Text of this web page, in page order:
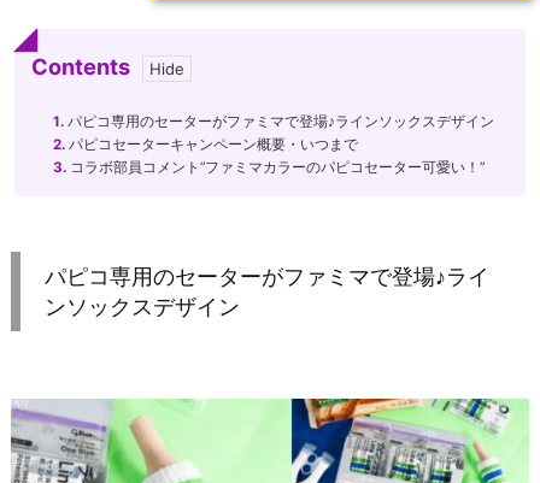
Contents
1. パピコ専用のセーターがファミマで登場♪ラインソックスデザイン
2. パピコセーターキャンペーン概要・いつまで
3. コラボ部員コメント”ファミマカラーのパピコセーター可愛い！”
パピコ専用のセーターがファミマで登場♪ライ
ンソックスデザイン